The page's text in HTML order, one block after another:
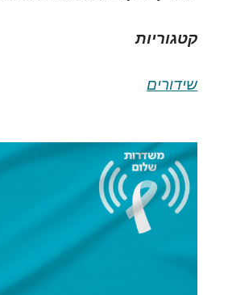
קטגוריות
שידורים